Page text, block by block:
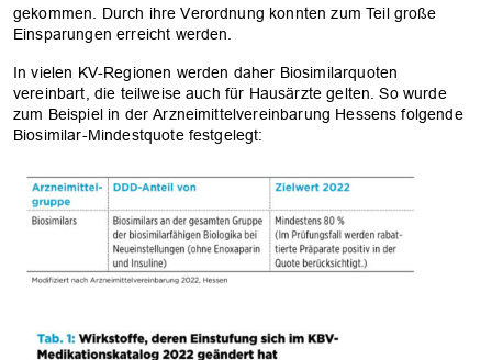
gekommen. Durch ihre Verordnung konnten zum Teil große
Einsparungen erreicht werden.
In vielen KV-Regionen werden daher Biosimilarquoten
vereinbart, die teilweise auch für Hausärzte gelten. So wurde
zum Beispiel in der Arzneimittelvereinbarung Hessens folgende
Biosimilar-Mindestquote festgelegt: